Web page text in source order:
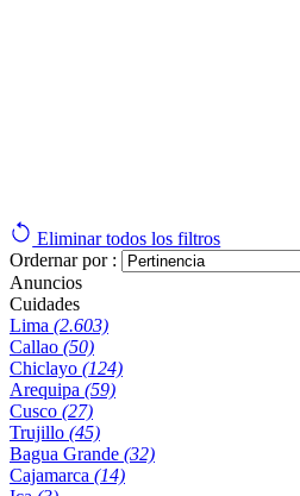
Eliminar todos los filtros
Ordernar por :
Anuncios
Cuidades
Lima (2.603)
Callao (50)
Chiclayo (124)
Arequipa (59)
Cusco (27)
Trujillo (45)
Bagua Grande (32)
Cajamarca (14)